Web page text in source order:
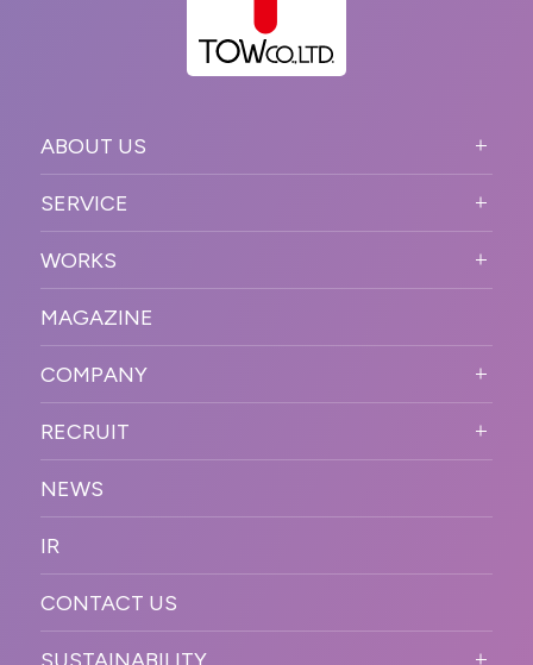
ABOUT US
PURPOSE
VISION
OUR DNA
SERVICE
STRONG POINT
BUSINESS DOMAIN
SOLUTION
WORKFLOW
WORKS
オンラインイベント
SNSプロモーション
プラットフォーム販
促
デジタル制作・映像
制作
PR
カンファレンス・展示会・アワ
ESPORTS・ゲームプロモーシ
MAGAZINE
COMPANY
COMPANY INFORMATION
MESSAGE
OFFICER
ACCESS
ORGANIZATION CHART
HISTORY
RECRUIT
新卒採用
キャリア採用
NEWS
IR
CONTACT US
SUSTAINABILITY